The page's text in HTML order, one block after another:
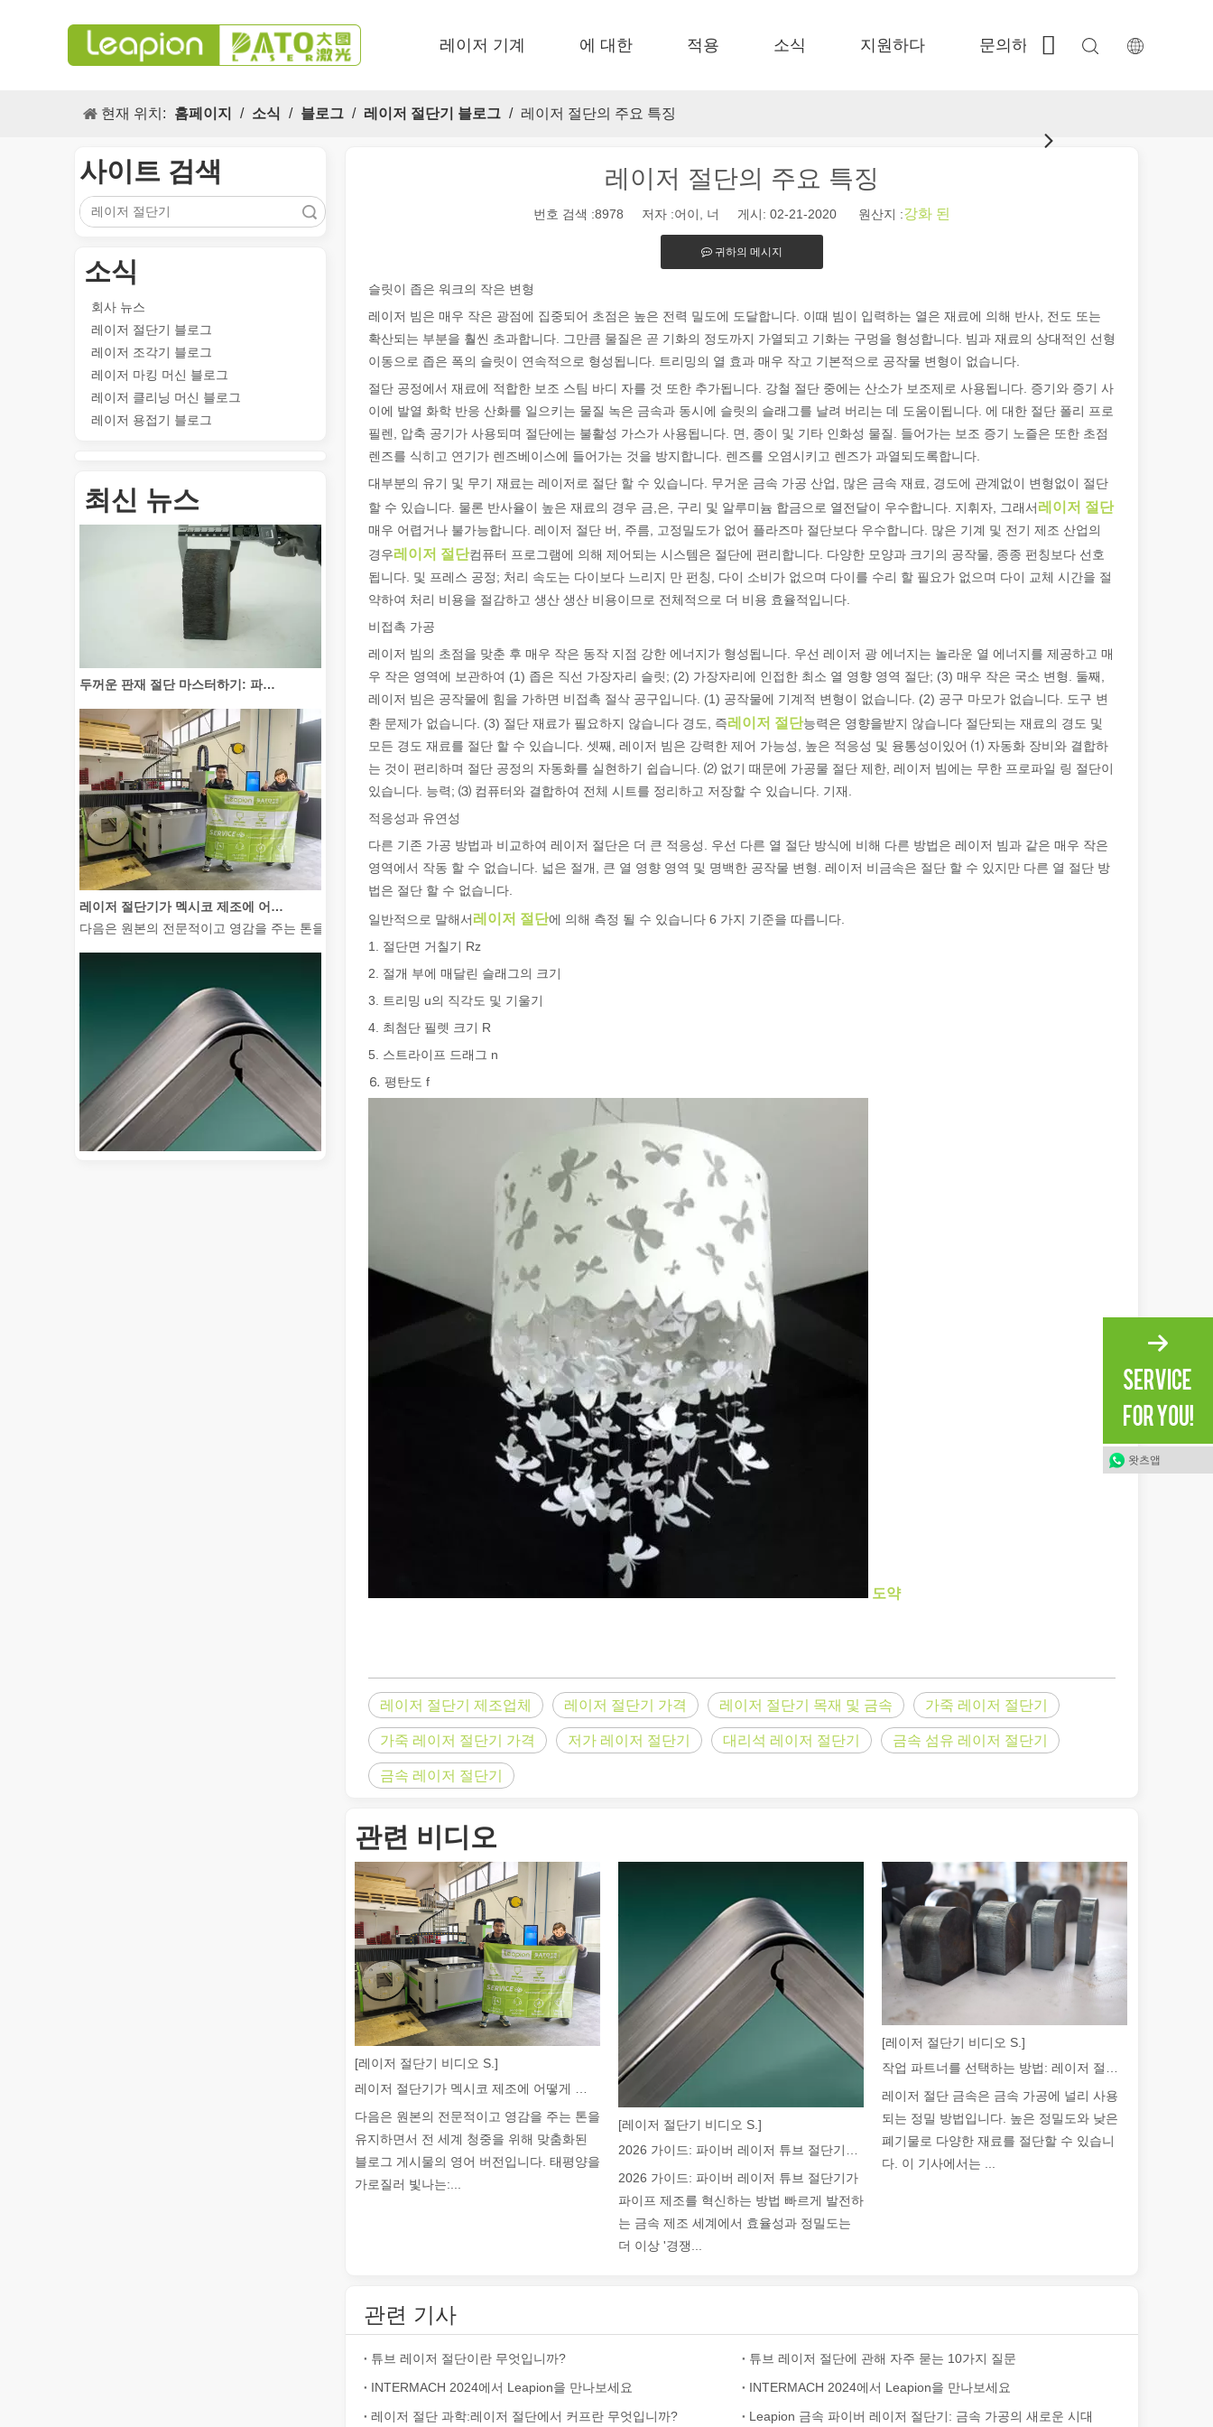
레이저 기계 에 대한 적용 소식 지원하다 문의하기
현재 위치: 홈페이지 / 소식 / 블로그 / 레이저 절단기 블로그 / 레이저 절단의 주요 특징
사이트 검색
소식
회사 뉴스
레이저 절단기 블로그
레이저 조각기 블로그
레이저 마킹 머신 블로그
레이저 클리닝 머신 블로그
레이저 용접기 블로그
최신 뉴스
레이저 마킹 머신의 다목적 적용 s 및 뛰어난 기능은 현대식 제조 및 산업 환경으로, 레이저 마킹 머신은 필수적인 도구로 등장하여 제품이 표시되고 식별되는 방식에 혁명을 일으켰습니다. 다양한 산업에
두꺼운 판재 절단 마스터하기: 파이버 레이저 절단기가 제조를 혁신하는 방법
레이저 절단기가 멕시코 제조에 어떻게 힘을 실어주고 있습니까?
다음은 원본의 전문적이고 영감을 주는 톤을 유지하면서 전 세계 청중을 위해 맞춤화된 블로그 게시물의 영어 버전입니다. 태평양을 가로질러 빛나는: 레이저 절단 기계가 멕시코 제조에 힘을 실어주는 방
2026 가이드: 파이버 레이저 튜브 절단기가 파이프 제조를 혁신하는 방법 빠르게 발전하는 금속 제조 세계에서 효율성과 정밀도는 더 이상 '경쟁 우위'가 아니라 생존을 위한 요구 사항입니다. 귀하의 작
튜브 레이저 절단은 빠르게 발전하는 제조 산업의 핵심 기술입니다. 높은 정밀도와 효율성으로 다양한 금속 튜브를 처리할 수 있습니다. 이 블로그 게시물에서는 레이저 튜브 절단에 관한 가장 일반적인
금속 시트의 레이저 절단은 널리 사용되는 절단 방법입니다. 정확성, 효율성 및 다양성으로 잘 알려져 있습니다. 그러나 어떤 사람들은 레이저 절단에도 '결함'이 있다고 말할 수 있습니다. 이 기사에서는
레이저 용접은 뛰어난 정밀도와 효율성으로 현대 제조에 혁명을 일으켰습니다. 이 첨단 기술은 기존 용접 방법에 비해 상당한 이점을 제공합니다. 이 기사에서는 레이저 용접의 강도는 얼마나 되는지 살
레이저 절단이란 무엇입니까? 조각의 과학핵심적으로 레이저 절단은 집중된 고출력 레이저 빔을 사용하여 재료를 맞춤형 모양과 디자인으로 절단하는 제조 공정입니다. 기계적 힘과 물리적 도구에 의존
레이저 절단의 주요 특징
번호 검색 :8978 저자 :어이, 너 게시: 02-21-2020 원산지 :강화 된
귀하의 메시지
슬릿이 좁은 워크의 작은 변형
레이저 빔은 매우 작은 광점에 집중되어 초점은 높은 전력 밀도에 도달합니다. 이때 빔이 입력하는 열은 재료에 의해 반사, 전도 또는
확산되는 부분을 훨씬 초과합니다. 그만큼 물질은 곧 기화의 정도까지 가열되고 기화는 구멍을 형성합니다. 빔과 재료의 상대적인 선형
이동으로 좁은 폭의 슬릿이 연속적으로 형성됩니다. 트리밍의 열 효과 매우 작고 기본적으로 공작물 변형이 없습니다.
절단 공정에서 재료에 적합한 보조 스팀 바디 자를 것 또한 추가됩니다. 강철 절단 중에는 산소가 보조제로 사용됩니다. 증기와 증기 사
이에 발열 화학 반응 산화를 일으키는 물질 녹은 금속과 동시에 슬릿의 슬래그를 날려 버리는 데 도움이됩니다. 에 대한 절단 폴리 프로
필렌, 압축 공기가 사용되며 절단에는 불활성 가스가 사용됩니다. 면, 종이 및 기타 인화성 물질. 들어가는 보조 증기 노즐은 또한 초점
렌즈를 식히고 연기가 렌즈베이스에 들어가는 것을 방지합니다. 렌즈를 오염시키고 렌즈가 과열되도록합니다.
대부분의 유기 및 무기 재료는 레이저로 절단 할 수 있습니다. 무거운 금속 가공 산업, 많은 금속 재료, 경도에 관계없이 변형없이 절단
할 수 있습니다. 물론 반사율이 높은 재료의 경우 금,은, 구리 및 알루미늄 합금으로 열전달이 우수합니다. 지휘자, 그래서레이저 절단
매우 어렵거나 불가능합니다. 레이저 절단 버, 주름, 고정밀도가 없어 플라즈마 절단보다 우수합니다. 많은 기계 및 전기 제조 산업의
경우레이저 절단컴퓨터 프로그램에 의해 제어되는 시스템은 절단에 편리합니다. 다양한 모양과 크기의 공작물, 종종 펀칭보다 선호
됩니다. 및 프레스 공정; 처리 속도는 다이보다 느리지 만 펀칭, 다이 소비가 없으며 다이를 수리 할 필요가 없으며 다이 교체 시간을 절
약하여 처리 비용을 절감하고 생산 생산 비용이므로 전체적으로 더 비용 효율적입니다.
비접촉 가공
레이저 빔의 초점을 맞춘 후 매우 작은 동작 지점 강한 에너지가 형성됩니다. 우선 레이저 광 에너지는 놀라운 열 에너지를 제공하고 매
우 작은 영역에 보관하여 (1) 좁은 직선 가장자리 슬릿; (2) 가장자리에 인접한 최소 열 영향 영역 절단; (3) 매우 작은 국소 변형. 둘째,
레이저 빔은 공작물에 힘을 가하면 비접촉 절삭 공구입니다. (1) 공작물에 기계적 변형이 없습니다. (2) 공구 마모가 없습니다. 도구 변
환 문제가 없습니다. (3) 절단 재료가 필요하지 않습니다 경도, 즉레이저 절단능력은 영향을받지 않습니다 절단되는 재료의 경도 및
모든 경도 재료를 절단 할 수 있습니다. 셋째, 레이저 빔은 강력한 제어 가능성, 높은 적응성 및 융통성이있어 ⑴ 자동화 장비와 결합하
는 것이 편리하며 절단 공정의 자동화를 실현하기 쉽습니다. ⑵ 없기 때문에 가공물 절단 제한, 레이저 빔에는 무한 프로파일 링 절단이
있습니다. 능력; ⑶ 컴퓨터와 결합하여 전체 시트를 정리하고 저장할 수 있습니다. 기재.
적응성과 유연성
다른 기존 가공 방법과 비교하여 레이저 절단은 더 큰 적응성. 우선 다른 열 절단 방식에 비해 다른 방법은 레이저 빔과 같은 매우 작은
영역에서 작동 할 수 없습니다. 넓은 절개, 큰 열 영향 영역 및 명백한 공작물 변형. 레이저 비금속은 절단 할 수 있지만 다른 열 절단 방
법은 절단 할 수 없습니다.
일반적으로 말해서레이저 절단에 의해 측정 될 수 있습니다 6 가지 기준을 따릅니다.
1. 절단면 거칠기 Rz
2. 절개 부에 매달린 슬래그의 크기
3. 트리밍 u의 직각도 및 기울기
4. 최첨단 필렛 크기 R
5. 스트라이프 드래그 n
⒍ 평탄도 f
도약
레이저 절단기 제조업체 레이저 절단기 가격 레이저 절단기 목재 및 금속 가죽 레이저 절단기
가죽 레이저 절단기 가격 저가 레이저 절단기 대리석 레이저 절단기 금속 섬유 레이저 절단기
금속 레이저 절단기
관련 비디오
[레이저 절단기 비디오 S.]
다음은 원본의 전문적이고 영감을 주는 톤을
유지하면서 전 세계 청중을 위해 맞춤화된
블로그 게시물의 영어 버전입니다. 태평양을
가로질러 빛나는:...
[레이저 절단기 비디오 S.]
2026 가이드: 파이버 레이저 튜브 절단기가
파이프 제조를 혁신하는 방법 빠르게 발전하
는 금속 제조 세계에서 효율성과 정밀도는
더 이상 '경쟁...
[레이저 절단기 비디오 S.]
작업 파트너를 선택하는 방법: 레이저 절단기
레이저 절단 금속은 금속 가공에 널리 사용
되는 정밀 방법입니다. 높은 정밀도와 낮은
폐기물로 다양한 재료를 절단할 수 있습니
다. 이 기사에서는 ...
관련 기사
튜브 레이저 절단이란 무엇입니까?
튜브 레이저 절단에 관해 자주 묻는 10가지 질문
INTERMACH 2024에서 Leapion을 만나보세요
INTERMACH 2024에서 Leapion을 만나보세요
레이저 절단 과학:레이저 절단에서 커프란 무엇입니까?
Leapion 금속 파이버 레이저 절단기: 금속 가공의 새로운 시대
왓츠앱